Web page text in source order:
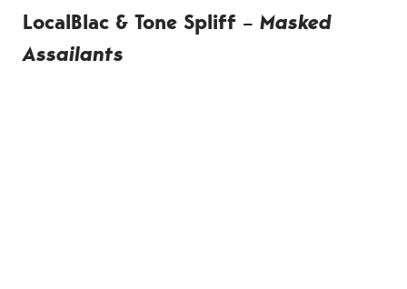
LocalBlac & Tone Spliff – Masked
Assailants